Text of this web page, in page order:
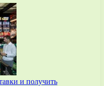
и получить